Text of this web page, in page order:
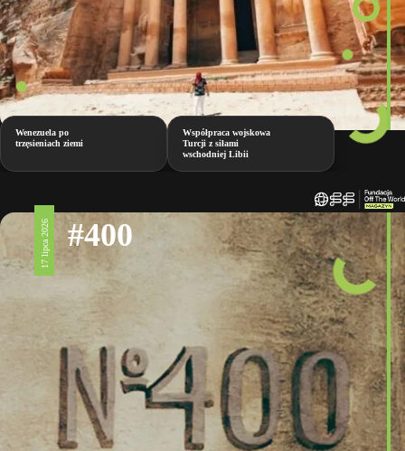
Wenezuela po
trzęsieniach ziemi
Współpraca wojskowa
Turcji z siłami
wschodniej Libii
17 lipca 2026 #400